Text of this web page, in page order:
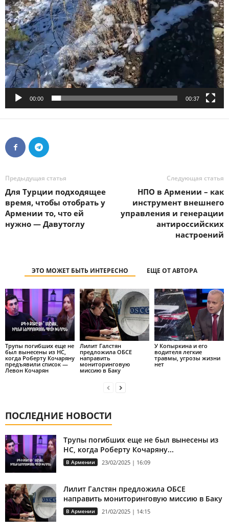
00:00 00:37
Предыдущая статья
Для Турции подходящее
время, чтобы отобрать у
Армении то, что ей
нужно — Давутоглу
Следующая статья
НПО в Армении – как
инструмент внешнего
управления и генерации
антироссийских
настроений
ЭТО МОЖЕТ БЫТЬ ИНТЕРЕСНО ЕЩЕ ОТ АВТОРА
Трупы погибших еще не
был вынесены из НС,
когда Роберту Кочаряну
предъявили список —
Левон Кочарян
Лилит Галстян
предложила ОБСЕ
направить
мониторинговую
миссию в Баку
У Копыркина и его
водителя легкие
травмы, угрозы жизни
нет
ПОСЛЕДНИЕ НОВОСТИ
Трупы погибших еще не был вынесены из
НС, когда Роберту Кочаряну...
В Армении 23/02/2025 | 16:09
Лилит Галстян предложила ОБСЕ
направить мониторинговую миссию в Баку
В Армении 21/02/2025 | 14:15